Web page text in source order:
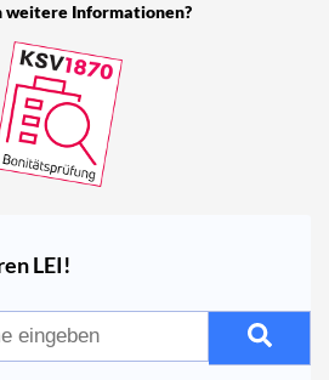
weitere Informationen?
LEI!